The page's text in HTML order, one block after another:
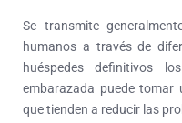
Se transmite
humanos a través de
huéspedes definitivos
embarazada puede tomar
que tienden a reducir las